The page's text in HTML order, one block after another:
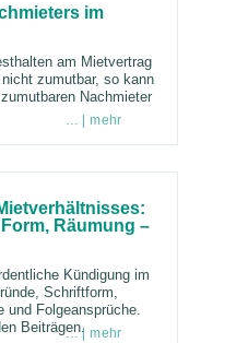
im
am Mietvertrag
zumutbar, so kann
Nachmieter
… | mehr
Räumung –
Kündigung im
Schriftform,
und Folgeansprüche.
Beiträgen.… | mehr